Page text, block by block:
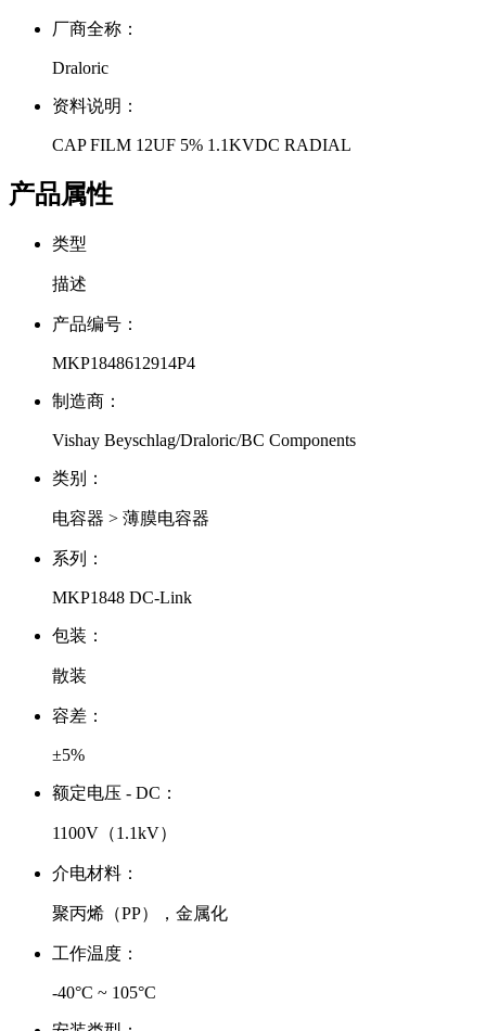
厂商全称：
Draloric
资料说明：
CAP FILM 12UF 5% 1.1KVDC RADIAL
产品属性
类型
描述
产品编号：
MKP1848612914P4
制造商：
Vishay Beyschlag/Draloric/BC Components
类别：
电容器 > 薄膜电容器
系列：
MKP1848 DC-Link
包装：
散装
容差：
±5%
额定电压 - DC：
1100V（1.1kV）
介电材料：
聚丙烯（PP），金属化
工作温度：
-40°C ~ 105°C